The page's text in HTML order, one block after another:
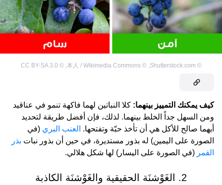
©
Shutterstock.com
,
©
本人 / Wikimedia Commons
,
©
CC BY-SA 3.0
كيف يمكنك التمييز بينهما: كلا النباتين لهما فاكهة تنمو في عناقيد
ومن السهل جداً الخلط بينهما. لذلك، فإن أفضل طريقة لتحديد
أيهما صالح للأكل هي أن تأخذ حبّة وتفتحها. العنب البري (في
الصورة على اليمين) له بذور مستديرة، في حين أن بذور نبات بذر
القمر (في الصورة على اليسار) لها شكل هلالي.
2. الغَوْشنَة الحقيقية والغَوْشنَة الكاذبة